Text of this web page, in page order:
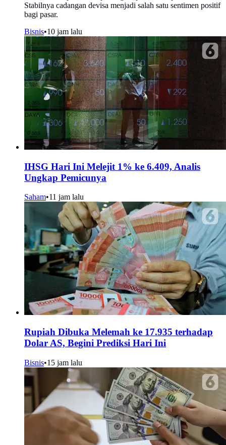
Stabilnya cadangan devisa menjadi salah satu sentimen positif
bagi pasar.
Bisnis•10 jam lalu
IHSG Hari Ini Melejit 1% ke 6.409, Analis
Ungkap Pemicunya
Saham•11 jam lalu
Rupiah Dibuka Melemah ke 17.935 terhadap
Dolar AS, Begini Prediksi Hari Ini
Bisnis•15 jam lalu